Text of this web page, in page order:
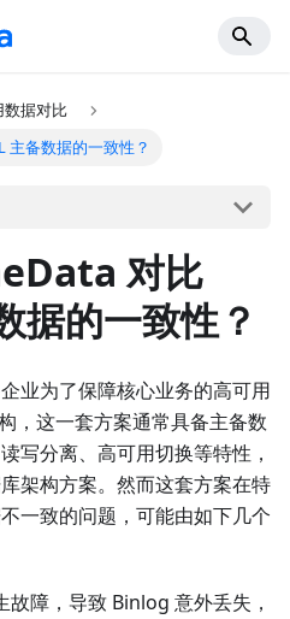
数据对比
主备数据的一致性？
对比
据的一致性？
业为了保障核心业务的高可用
，这一套方案通常具备主备数
写分离、高可用切换等特性，
架构方案。然而这套方案在特
一致的问题，可能由如下几个
故障，导致 Binlog 意外丢失，